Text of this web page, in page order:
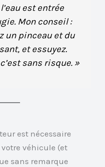
est entrée
Mon conseil :
un pinceau et du
et essuyez.
sans risque. »
est nécessaire
véhicule (et
sans remarque